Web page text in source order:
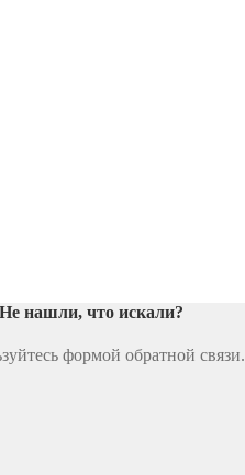
Не нашли, что искали?
формой обратной связи.